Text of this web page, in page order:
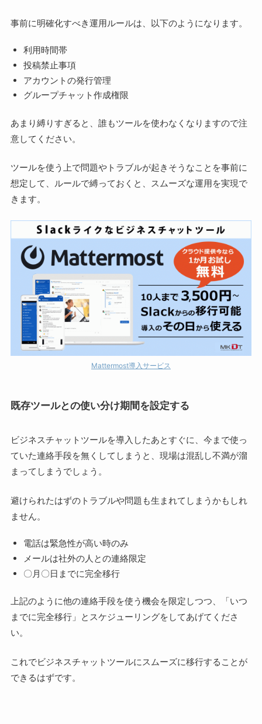
事前に明確化すべき運用ルールは、以下のようになります。
利用時間帯
投稿禁止事項
アカウントの発行管理
グループチャット作成権限
あまり縛りすぎると、誰もツールを使わなくなりますので注
意してください。
ツールを使う上で問題やトラブルが起きそうなことを事前に
想定して、ルールで縛っておくと、スムーズな運用を実現で
きます。
Mattermost導入サービス
既存ツールとの使い分け期間を設定する
ビジネスチャットツールを導入したあとすぐに、今まで使っ
ていた連絡手段を無くしてしまうと、現場は混乱し不満が溜
まってしまうでしょう。
避けられたはずのトラブルや問題も生まれてしまうかもしれ
ません。
電話は緊急性が高い時のみ
メールは社外の人との連絡限定
〇月〇日までに完全移行
上記のように他の連絡手段を使う機会を限定しつつ、「いつ
までに完全移行」とスケジューリングをしてあげてくださ
い。
これでビジネスチャットツールにスムーズに移行することが
できるはずです。